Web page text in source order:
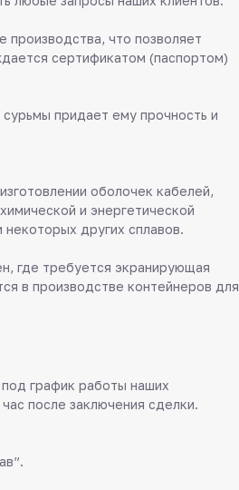
что позволяет
сертификатом (паспортом)
придает ему прочность и
оболочек кабелей,
и энергетической
других сплавов.
где требуется экранирующая
в производстве контейнеров для
график работы наших
после заключения сделки.